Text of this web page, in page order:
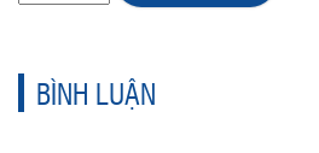
BÌNH LUẬN